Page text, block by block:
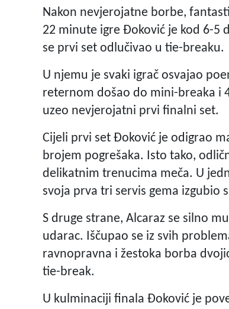
Nakon nevjerojatne borbe,
22 minute igre Đoković je kod 6-5
se prvi set odlučivao u tie-breaku.
U njemu je svaki igrač osvajao
reternom došao do mini-breaka i
uzeo nevjerojatni prvi finalni set.
Cijeli prvi set Đoković je odigrao
brojem pogrešaka. Isto tako,
delikatnim trenucima meča. U
svoja prva tri servis gema izgubio
S druge strane, Alcaraz se silno
udarac. Iščupao se iz svih
ravnopravna i žestoka borba
tie-break.
U kulminaciji finala Đoković je